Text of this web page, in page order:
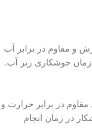
و مقاوم در برابر آب
زمان جوشکاری زیر آب.
در برابر حرارت و
در زمان انجام